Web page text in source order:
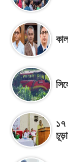
১৭